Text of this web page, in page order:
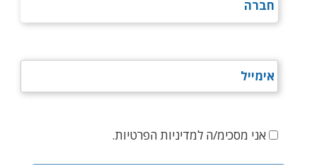
אני מסכימ/ה למדיניות הפרטיות.